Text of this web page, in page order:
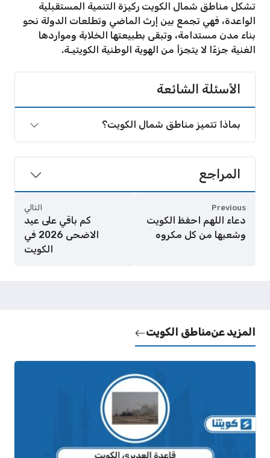
تشكل مناطق شمال الكويت ركيزة التنمية المستقبلية
الواعدة، فهي تجمع بين إرث الماضي وتطلعات الدولة نحو
بناء مدن مستدامة، وتبقى بطبيعتها الخلابة ومواردها
الغنية جزءًا لا يتجزأ من الهوية الوطنية الكويتيـة.
الأسئلة الشائعة
بماذا تتميز مناطق شمال الكويت؟
المراجع
Previous
دعاء اللهم احفظ الكويت
وشعبها من كل مكروه
التالي
كم باقي على عيد
الاضحى 2026 في
الكويت
المزيد عنمناطق الكويت